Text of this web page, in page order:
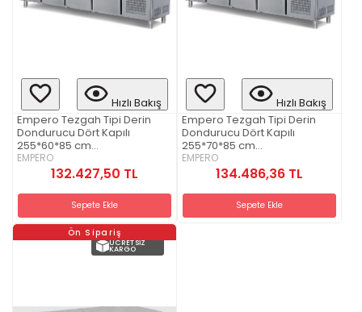
Hızlı Bakış
Empero Tezgah Tipi Derin
Dondurucu Dört Kapılı
255*60*85 cm
(EMP.255.60.02)
EMPERO
132.427,50 TL
Sepete Ekle
Hızlı Bakış
Empero Tezgah Tipi Derin
Dondurucu Dört Kapılı
255*70*85 cm
(EMP.255.70.02)
EMPERO
134.486,36 TL
Sepete Ekle
Ön Sipariş
ÜCRETSIZ
KARGO